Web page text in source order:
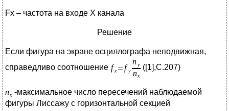
Fx – частота на входе X канала
Решение
Если фигура на экране осциллографа неподвижная,
справедливо соотношение
([1],С.207)
-максимальное число пересечений наблюдаемой
фигуры Лиссажу с горизонтальной секцией